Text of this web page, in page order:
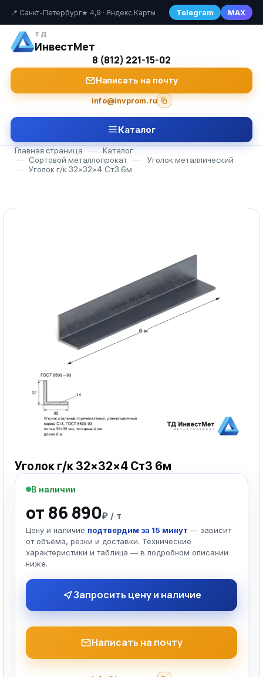
📍 Санкт-Петербург★ 4,9 · Яндекс.Карты Telegram MAX
ТД
ИнвестМет
8 (812) 221-15-02
Написать на почту
info@invprom.ru
Каталог
Главная страница —
Каталог
—
Сортовой металлопрокат —
Уголок металлический
—
Уголок г/к 32×32×4 Ст3 6м
Уголок г/к 32×32×4 Ст3 6м
В наличии
от 86 890₽ / т
Цену и наличие подтвердим за 15 минут — зависит
от объёма, резки и доставки. Технические
характеристики и таблица — в подробном описании
ниже.
Запросить цену и наличие
Написать на почту